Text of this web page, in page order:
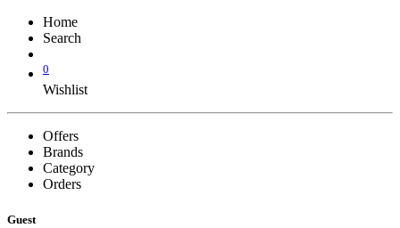
Home
Search
0
Wishlist
Offers
Brands
Category
Orders
Guest